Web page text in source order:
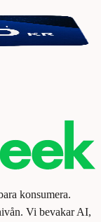
för
konsumera.
Vi bevakar AI,